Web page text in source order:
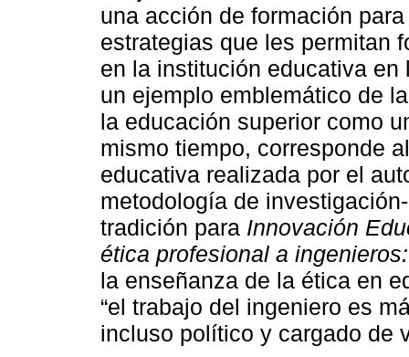
una acción de formación
estrategias que les permitan
en la institución educativa
un ejemplo emblemático de
la educación superior como
mismo tiempo, corresponde
educativa realizada por el
metodología de
tradición para Innovación
ética profesional a
la enseñanza de la ética en
“el trabajo del ingeniero es
incluso político y cargado de